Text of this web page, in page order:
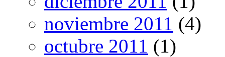
noviembre 2011 (4)
octubre 2011 (1)